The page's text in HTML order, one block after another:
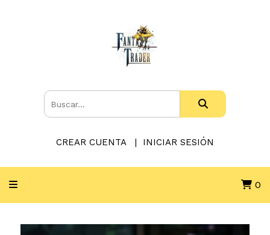
CREAR CUENTA INICIAR SESIÓN
0